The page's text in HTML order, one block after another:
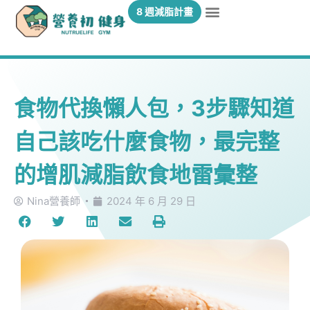
8 週減脂計畫
食物代換懶人包，3步驟知道
自己該吃什麼食物，最完整
的增肌減脂飲食地雷彙整
Nina營養師 2024 年 6 月 29 日